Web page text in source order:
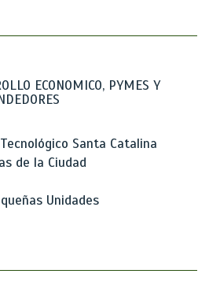
ECONOMICO, PYMES Y
Santa Catalina
de la Ciudad
Unidades